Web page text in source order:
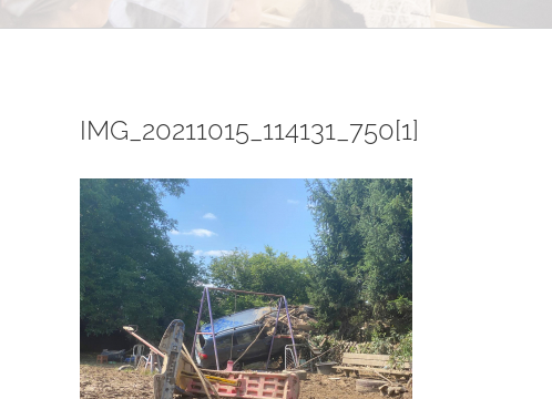
IMG_20211015_114131_750[1]